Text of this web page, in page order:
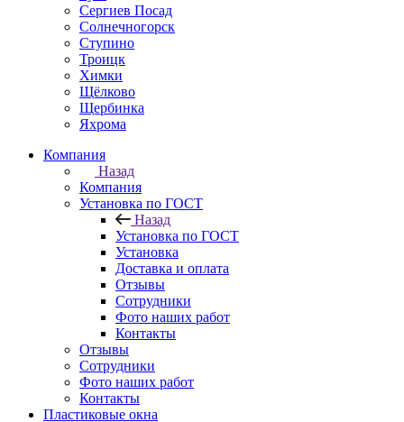
Сергиев Посад
Солнечногорск
Ступино
Троицк
Химки
Щёлково
Щербинка
Яхрома
Компания
Назад
Компания
Установка по ГОСТ
Назад
Установка по ГОСТ
Установка
Доставка и оплата
Отзывы
Сотрудники
Фото наших работ
Контакты
Отзывы
Сотрудники
Фото наших работ
Контакты
Пластиковые окна